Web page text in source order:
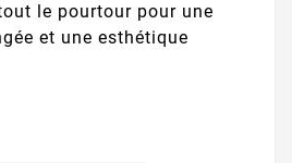
le pourtour pour une
et une esthétique